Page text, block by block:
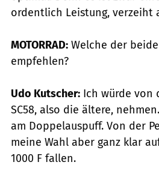
ordentlich Leistung, verzeiht
MOTORRAD: Welche der
empfehlen?
Udo Kutscher: Ich würde von
SC58, also die ältere,
am Doppelauspuff. Von der
meine Wahl aber ganz klar
1000 F fallen.